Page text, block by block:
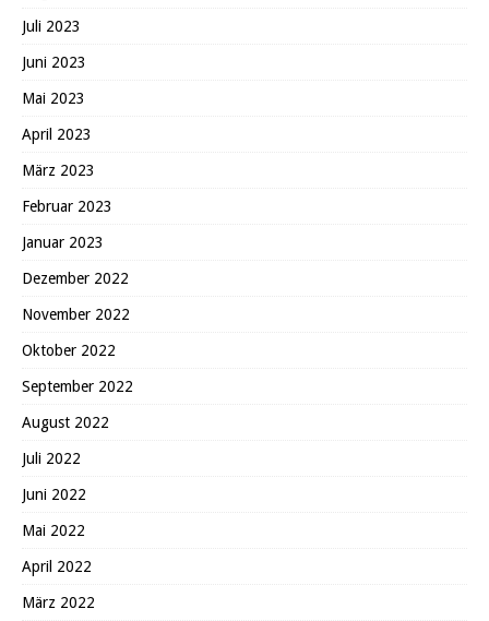
Juli 2023
Juni 2023
Mai 2023
April 2023
März 2023
Februar 2023
Januar 2023
Dezember 2022
November 2022
Oktober 2022
September 2022
August 2022
Juli 2022
Juni 2022
Mai 2022
April 2022
März 2022